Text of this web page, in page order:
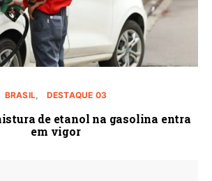
BRASIL DESTAQUE 03
de etanol na gasolina entra
em vigor